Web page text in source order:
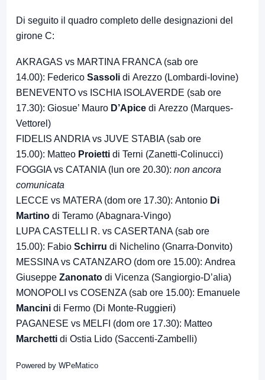
Di seguito il quadro completo delle designazioni del
girone C:
AKRAGAS vs MARTINA FRANCA (sab ore
14.00): Federico Sassoli di Arezzo (Lombardi-Iovine)
BENEVENTO vs ISCHIA ISOLAVERDE (sab ore
17.30): Giosue’ Mauro D’Apice di Arezzo (Marques-
Vettorel)
FIDELIS ANDRIA vs JUVE STABIA (sab ore
15.00): Matteo Proietti di Terni (Zanetti-Colinucci)
FOGGIA vs CATANIA (lun ore 20.30): non ancora
comunicata
LECCE vs MATERA (dom ore 17.30): Antonio Di
Martino di Teramo (Abagnara-Vingo)
LUPA CASTELLI R. vs CASERTANA (sab ore
15.00): Fabio Schirru di Nichelino (Gnarra-Donvito)
MESSINA vs CATANZARO (dom ore 15.00): Andrea
Giuseppe Zanonato di Vicenza (Sangiorgio-D’alia)
MONOPOLI vs COSENZA (sab ore 15.00): Emanuele
Mancini di Fermo (Di Monte-Ruggieri)
PAGANESE vs MELFI (dom ore 17.30): Matteo
Marchetti di Ostia Lido (Saccenti-Zambelli)
Powered by WPeMatico